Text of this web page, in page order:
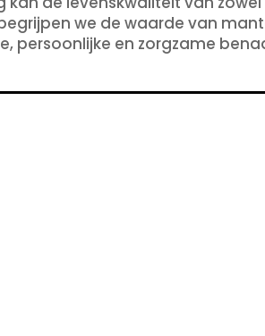
we de waarde van
persoonlijke en zorgzame